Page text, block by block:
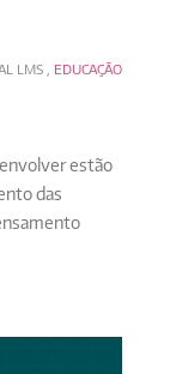
LMS, EDUCAÇÃO
estão
das